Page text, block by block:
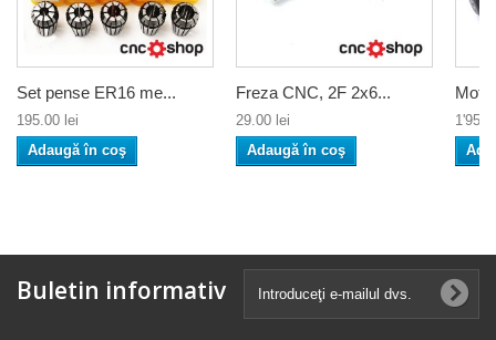
Set pense ER16 me...
195.00 lei
Adaugă în coş
Freza CNC, 2F 2x6...
29.00 lei
Adaugă în coş
Buletin informativ